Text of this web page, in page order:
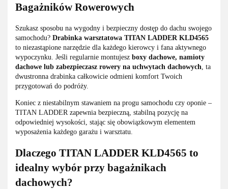
Bagażników Rowerowych
Szukasz sposobu na wygodny i bezpieczny dostęp do dachu swojego
samochodu? Drabinka warsztatowa TITAN LADDER KLD4565
to niezastąpione narzędzie dla każdego kierowcy i fana aktywnego
wypoczynku. Jeśli regularnie montujesz boxy dachowe, namioty
dachowe lub zabezpieczasz rowery na uchwytach dachowych, ta
dwustronna drabinka całkowicie odmieni komfort Twoich
przygotowań do podróży.
Koniec z niestabilnym stawaniem na progu samochodu czy oponie –
TITAN LADDER zapewnia bezpieczną, stabilną pozycję na
odpowiedniej wysokości, stając się obowiązkowym elementem
wyposażenia każdego garażu i warsztatu.
Dlaczego TITAN LADDER KLD4565 to
idealny wybór przy bagażnikach
dachowych?